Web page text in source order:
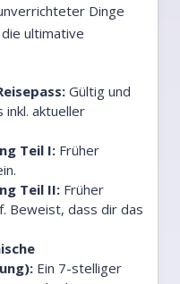
Dinge
ultimative
Gültig und
inkl. aktueller
Teil I: Früher
Teil II: Früher
Beweist, dass dir das
Ein 7-stelliger